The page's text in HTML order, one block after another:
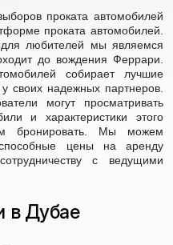
проката автомобилей
проката автомобилей.
любителей мы являемся
до вождения Феррари.
собирает лучшие
своих надежных партнеров.
могут просматривать
и характеристики этого
бронировать. Мы можем
цены на аренду
с ведущими
в Дубае